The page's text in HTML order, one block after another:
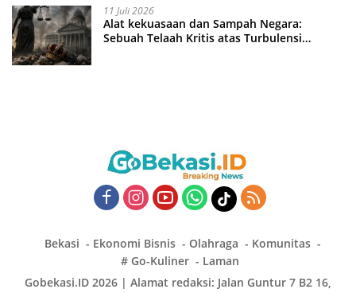
11 Juli 2026
Alat kekuasaan dan Sampah Negara:
Sebuah Telaah Kritis atas Turbulensi
Bekasi Ekonomi Bisnis Olahraga
Komunitas
# Go-Kuliner
Laman
Gobekasi.ID 2026 | Alamat redaksi: Jalan Guntur 7 B2 16,